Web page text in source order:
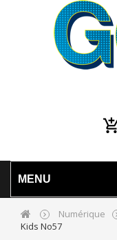
MENU
Numérique
Kids No57